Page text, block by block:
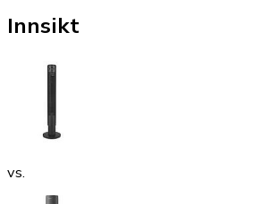
Innsikt
vs.